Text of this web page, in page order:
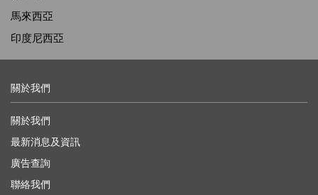
馬來西亞
印度尼西亞
關於我們
關於我們
最新消息及資訊
廣告查詢
聯絡我們